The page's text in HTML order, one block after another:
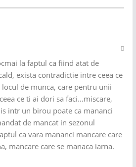
la faptul ca fiind atat de
exista contradictie intre ceea ce
de munca, care pentru unii
ce ti ai dori sa faci…miscare,
intr un birou poate ca mananci
de mancat in sezonul
ca vara mananci mancare care
mancare care se manaca iarna.